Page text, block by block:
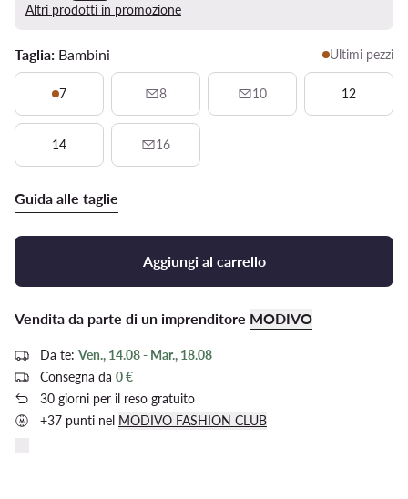
Altri prodotti in promozione
Taglia: Bambini Ultimi pezzi
7 8 10 12
14 16
Guida alle taglie
Aggiungi al carrello
Vendita da parte di un imprenditore MODIVO
Da te: Ven., 14.08 - Mar., 18.08
Consegna da 0 €
30 giorni per il reso gratuito
+37 punti nel MODIVO FASHION CLUB